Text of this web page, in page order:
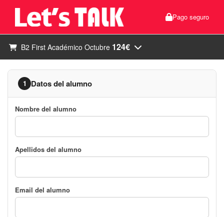
Pago seguro
B2 First Académico Octubre 124€
1 Datos del alumno
Nombre del alumno
Apellidos del alumno
Email del alumno